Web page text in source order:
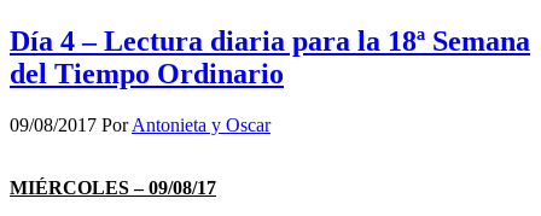
Día 4 – Lectura diaria para la 18ª Semana
del Tiempo Ordinario
09/08/2017 PorAntonieta y Oscar
MIÉRCOLES – 09/08/17